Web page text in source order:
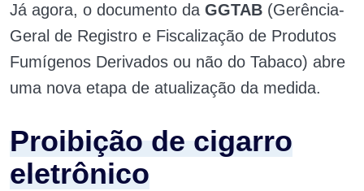
Já agora, o documento da GGTAB (Gerência-
Geral de Registro e Fiscalização de Produtos
Fumígenos Derivados ou não do Tabaco) abre
uma nova etapa de atualização da medida.
Proibição de cigarro
eletrônico